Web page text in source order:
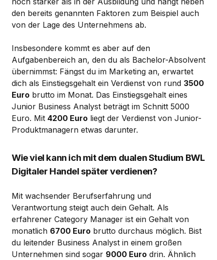
den bereits genannten Faktoren zum Beispiel auch
von der Lage des Unternehmens ab.
Insbesondere kommt es aber auf den
Aufgabenbereich an, den du als Bachelor-Absolvent
übernimmst: Fängst du im Marketing an, erwartet
dich als Einstiegsgehalt ein Verdienst von rund 3500
Euro brutto im Monat. Das Einstiegsgehalt eines
Junior Business Analyst beträgt im Schnitt 5000
Euro. Mit 4200 Euro liegt der Verdienst von Junior-
Produktmanagern etwas darunter.
Wie viel kann ich mit dem dualen Studium BWL
Digitaler Handel später verdienen?
Mit wachsender Berufserfahrung und
Verantwortung steigt auch dein Gehalt. Als
erfahrener Category Manager ist ein Gehalt von
monatlich 6700 Euro brutto durchaus möglich. Bist
du leitender Business Analyst in einem großen
Unternehmen sind sogar 9000 Euro drin. Ähnlich